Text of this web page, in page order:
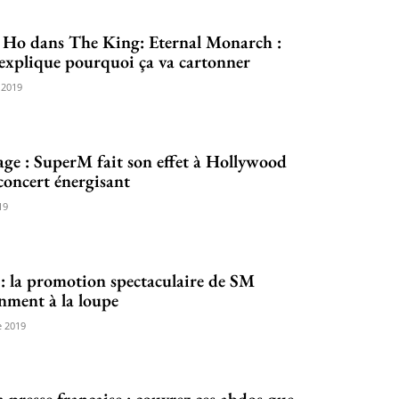
dans The King: Eternal Monarch :
pourquoi ça va cartonner
: SuperM fait son effet à Hollywood
énergisant
la promotion spectaculaire de SM
à la loupe
2019